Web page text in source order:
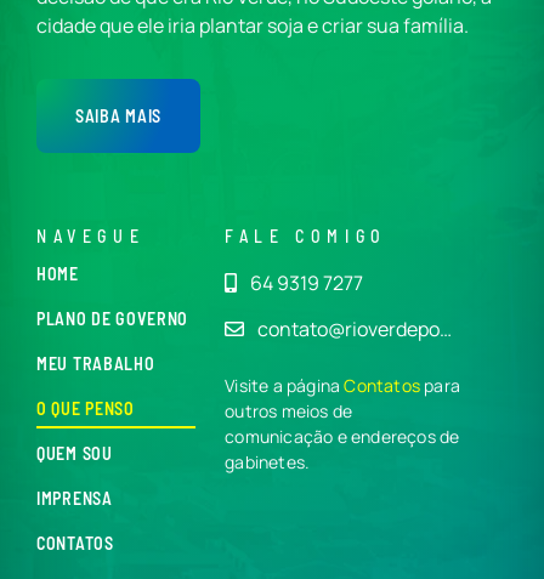
cidade que ele iria plantar soja e criar sua família.
SAIBA MAIS
NAVEGUE
HOME
PLANO DE GOVERNO
MEU TRABALHO
O QUE PENSO
QUEM SOU
IMPRENSA
CONTATOS
FALE COMIGO
64 9319 7277
contato@rioverdepo…
Visite a páginaContatos para
outros meios de
comunicação e endereços de
gabinetes.